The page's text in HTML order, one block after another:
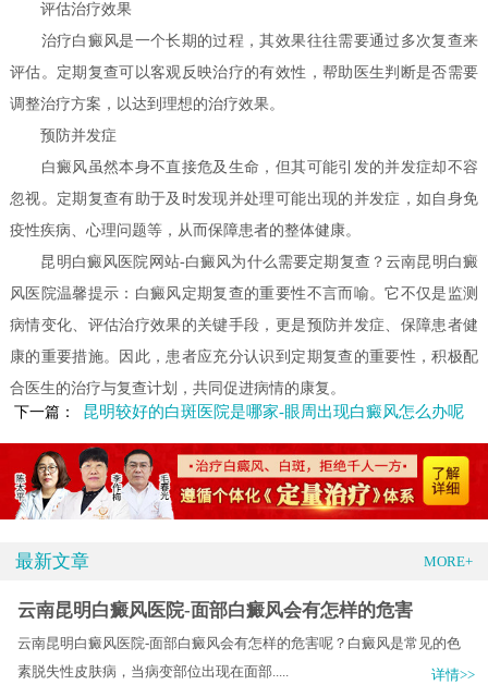
评估治疗效果
治疗白癜风是一个长期的过程，其效果往往需要通过多次复查来
评估。定期复查可以客观反映治疗的有效性，帮助医生判断是否需要
调整治疗方案，以达到理想的治疗效果。
预防并发症
白癜风虽然本身不直接危及生命，但其可能引发的并发症却不容
忽视。定期复查有助于及时发现并处理可能出现的并发症，如自身免
疫性疾病、心理问题等，从而保障患者的整体健康。
昆明白癜风医院网站-白癜风为什么需要定期复查？云南昆明白癜
风医院温馨提示：白癜风定期复查的重要性不言而喻。它不仅是监测
病情变化、评估治疗效果的关键手段，更是预防并发症、保障患者健
康的重要措施。因此，患者应充分认识到定期复查的重要性，积极配
合医生的治疗与复查计划，共同促进病情的康复。
下一篇：
昆明较好的白斑医院是哪家-眼周出现白癜风怎么办呢
最新文章 MORE+
云南昆明白癜风医院-面部白癜风会有怎样的危害
云南昆明白癜风医院-面部白癜风会有怎样的危害呢？白癜风是常见的色
素脱失性皮肤病，当病变部位出现在面部.....
详情>>